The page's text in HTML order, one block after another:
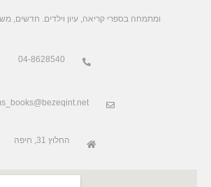
.ומתמחה בספרי קריאה, עיון וילדים. חדשים,
04-8628540
החלוץ 31, חיפה